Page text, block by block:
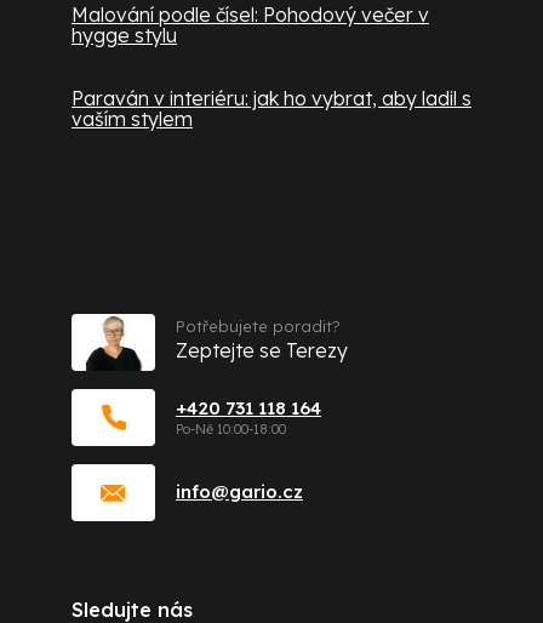
Malování podle čísel: Pohodový večer v
hygge stylu
Paraván v interiéru: jak ho vybrat, aby ladil s
vaším stylem
info@gario.cz
+420 731 118 164
Potřebujete poradit?
Zeptejte se Terezy
Sledujte nás